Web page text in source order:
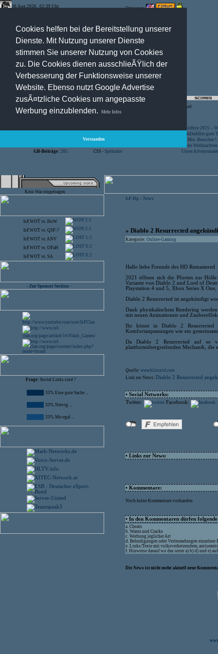
Cookies helfen bei der Bereitstellung unserer
Dienste. Mit Nutzung unserer Dienste
stimmen Sie unserer Nutzung von Cookies
zu. Die Cookies dienen ausschlieÃŸlich der
Verbesserung der Funktionsweise unserer
Website. Ebenso nutzt Google Advertise
zusÃ¤tzliche Cookies um angepasste
Werbung einzublenden.
Mehr Infos
Verstanden
06.Aug.2026 , 02:39 Uhr Optionen:
Artikel
Goodbye 2025 –
SofaDaddler goes
CS -FunYard
40 Mio. Beuscher
Frohe
GB-Beiträge: 285 CSS - Spelunke Unser
Kein War eingetragen
IsF.WOT vs. HoW 2:1
IsF.WOT vs. QSF-7 2:1
IsF.WOT vs.ANV 1:2
IsF.WOT vs. OFaH 0:2
IsF.WOT vs. SA 0:2
- Zur Sponsor Section -
Frage: Social Links sind ?
33% Eine gute Sache ...
33% Nervig ...
33% Mir egal ...
IsF-Hp > News
» Diablo 2 Resurrected
Kategorie: Online-Gaming
Hallo liebe Freunde des HD Remastered
2021 öffnen sich die Pforten zur
Variante von Diablo 2 und Lord of
Playstation 4 und 5, Xbox Series X
Diablo 2 Resurrected ist angekündigt
Dank physikalischem Rendering
mit neuen Animationen und
Ihr könnt in Diablo 2 Resurrected
Komfortanpassungen wie ein
Da Diablo 2 Resurrected auf so
plattformübergreifenden Mechanik, die
Quelle: www.blizzard.com
Link zur News: Diablo 2 Resurrected
• Social Networks:
Twitter:
Facebook:
• Links zur News:
• Kommentare:
Noch keine Kommentare vorhanden
• In den Kommentaren dürfen
a. Cheats
b. Warez und Cracks
c. Werbung jeglicher Art
d. Beleidigungen oder Verleumdungen einzelner
e. Links/Texte mit volksverhetzendem,
f. Hinweise darauf wo das unter a) b) d) und e)
Die News ist nicht mehr aktuell neue